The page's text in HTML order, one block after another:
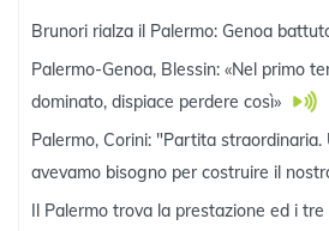
Brunori rialza il Palermo: Genoa
Palermo-Genoa, Blessin: «Nel primo
dominato, dispiace perdere così»
Palermo, Corini: "Partita straordinaria.
avevamo bisogno per costruire il
Il Palermo trova la prestazione ed i